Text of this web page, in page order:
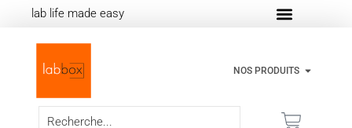
lab life made easy
NOS PRODUITS